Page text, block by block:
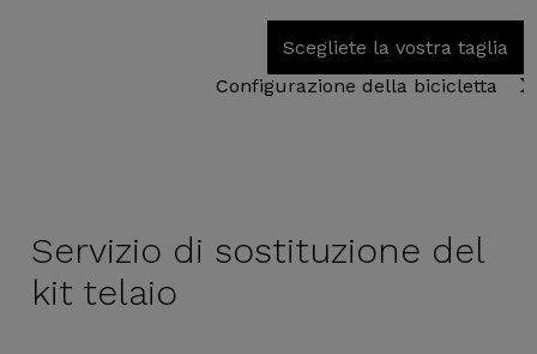
Scegliete la vostra taglia
Configurazione della bicicletta
Servizio di sostituzione del
kit telaio